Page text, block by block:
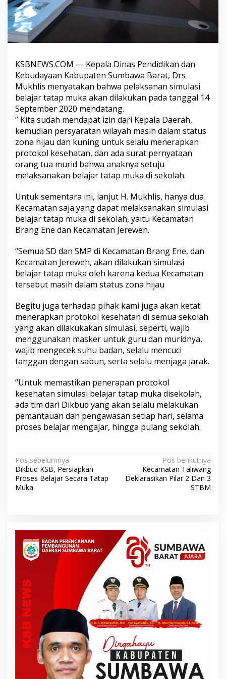
KSBNEWS.COM — Kepala Dinas Pendidikan dan
Kebudayaan Kabupaten Sumbawa Barat, Drs
Mukhlis menyatakan bahwa pelaksanan simulasi
belajar tatap muka akan dilakukan pada tanggal 14
September 2020 mendatang.
” Kita sudah mendapat izin dari Kepala Daerah,
kemudian persyaratan wilayah masih dalam status
zona hijau dan kuning untuk selalu menerapkan
protokol kesehatan, dan ada surat pernyataan
orang tua murid bahwa anaknya setuju
melaksanakan belajar tatap muka di sekolah.
Untuk sementara ini, lanjut H. Mukhlis, hanya dua
Kecamatan saja yang dapat melaksanakan simulasi
belajar tatap muka di sekolah, yaitu Kecamatan
Brang Ene dan Kecamatan Jereweh.
“Semua SD dan SMP di Kecamatan Brang Ene, dan
Kecamatan Jereweh, akan dilakukan simulasi
belajar tatap muka oleh karena kedua Kecamatan
tersebut masih dalam status zona hijau
Begitu juga terhadap pihak kami juga akan ketat
menerapkan protokol kesehatan di semua sekolah
yang akan dilakukakan simulasi, seperti, wajib
menggunakan masker untuk guru dan muridnya,
wajib mengecek suhu badan, selalu mencuci
tanggan dengan sabun, serta selalu menjaga jarak.
“Untuk memastikan penerapan protokol
kesehatan simulasi belajar tatap muka disekolah,
ada tim dari Dikbud yang akan selalu melakukan
pemantauan dan pengawasan setiap hari, selama
proses belajar mengajar, hingga pulang sekolah.
N
a
v
a
o
Pos sebelumnya
Dikbud KSB, Persiapkan
Proses Belajar Secara Tatap
Muka
Pos berikutnya
Kecamatan Taliwang
Deklarasikan Pilar 2 Dan 3
STBM